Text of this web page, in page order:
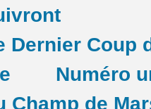
Dernier Coup
Numéro
Champ de